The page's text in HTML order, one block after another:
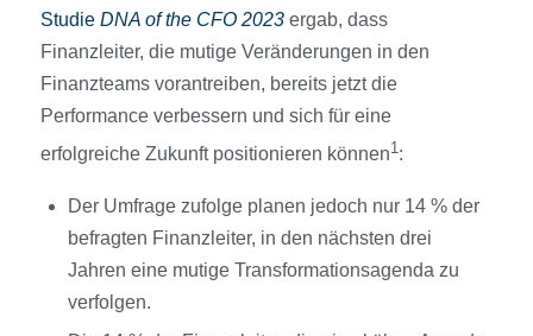
Studie DNA of the CFO 2023ergab, dass
Finanzleiter, die mutige Veränderungen in den
Finanzteams vorantreiben, bereits jetzt die
Performance verbessern und sich für eine
erfolgreiche Zukunft positionieren können1:
Der Umfrage zufolge planen jedoch nur 14 % der
befragten Finanzleiter, in den nächsten drei
Jahren eine mutige Transformationsagenda zu
verfolgen.